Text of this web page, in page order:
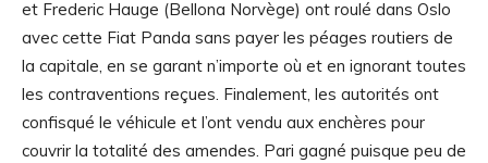
et Frederic Hauge (Bellona Norvège) ont roulé dans Oslo
avec cette Fiat Panda sans payer les péages routiers de
la capitale, en se garant n’importe où et en ignorant toutes
les contraventions reçues. Finalement, les autorités ont
confisqué le véhicule et l’ont vendu aux enchères pour
couvrir la totalité des amendes. Pari gagné puisque peu de